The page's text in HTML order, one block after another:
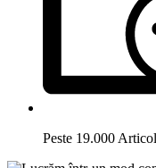
Peste 19.000